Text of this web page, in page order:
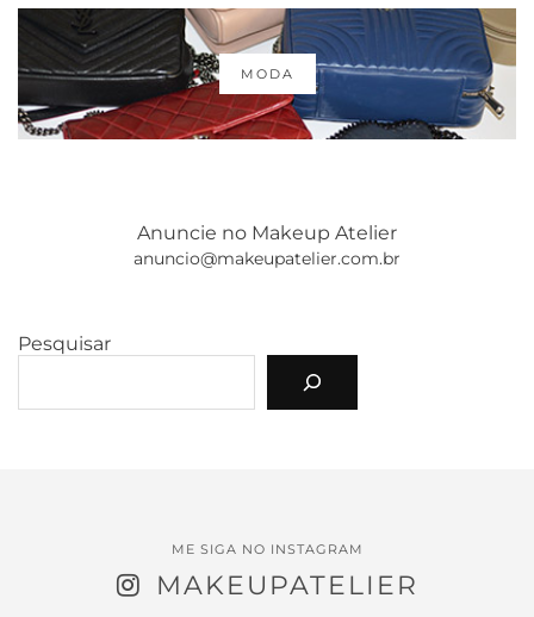
MODA
Anuncie no Makeup Atelier
anuncio@makeupatelier.com.br
Pesquisar
ME SIGA NO INSTAGRAM
MAKEUPATELIER